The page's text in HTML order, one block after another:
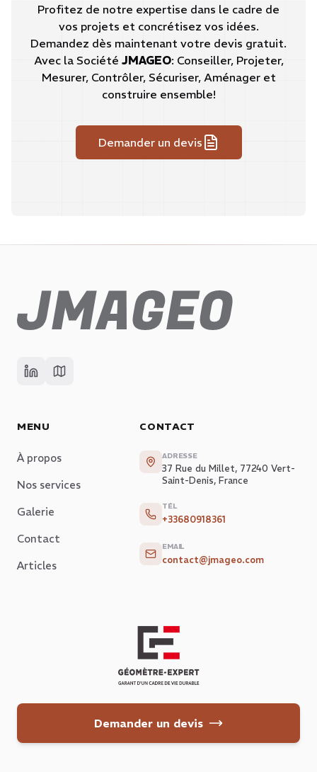
Profitez de notre expertise dans le cadre de
vos projets et concrétisez vos idées.
Demandez dès maintenant votre devis gratuit.
Avec la Société JMAGEO: Conseiller, Projeter,
Mesurer, Contrôler, Sécuriser, Aménager et
construire ensemble!
Demander un devis
MENU
À propos
Nos services
Galerie
Contact
Articles
CONTACT
ADRESSE
37 Rue du Millet, 77240 Vert-
Saint-Denis, France
TÉL
+33680918361
EMAIL
contact@jmageo.com
Demander un devis